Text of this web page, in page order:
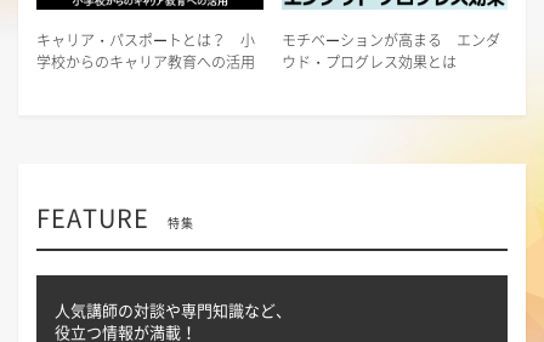
キャリア・パスポートとは？ 小
学校からのキャリア教育への活用
モチベーションが高まる エンダ
ウド・プログレス効果とは
FEATURE 特集
人気講師の対談や専門知識など、
役立つ情報が満載！